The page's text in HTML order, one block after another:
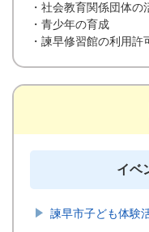
・社会教育関係団体
・青少年の育成
・諫早修習館の利用許
イベ
諫早市子ども体験